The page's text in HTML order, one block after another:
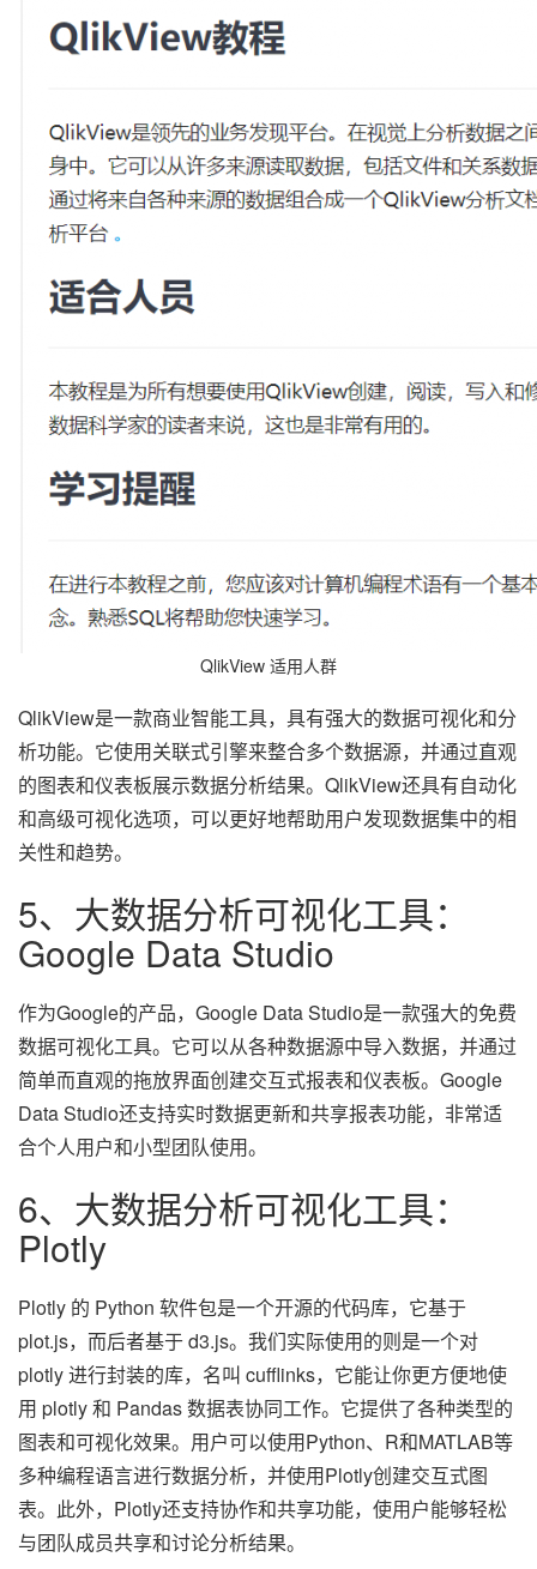
QlikView 适用人群
QlikView是一款商业智能工具，具有强大的数据可视化和分
析功能。它使用关联式引擎来整合多个数据源，并通过直观
的图表和仪表板展示数据分析结果。QlikView还具有自动化
和高级可视化选项，可以更好地帮助用户发现数据集中的相
关性和趋势。
5、大数据分析可视化工具：
Google Data Studio
作为Google的产品，Google Data Studio是一款强大的免费
数据可视化工具。它可以从各种数据源中导入数据，并通过
简单而直观的拖放界面创建交互式报表和仪表板。Google
Data Studio还支持实时数据更新和共享报表功能，非常适
合个人用户和小型团队使用。
6、大数据分析可视化工具：
Plotly
Plotly 的 Python 软件包是一个开源的代码库，它基于
plot.js，而后者基于 d3.js。我们实际使用的则是一个对
plotly 进行封装的库，名叫 cufflinks，它能让你更方便地使
用 plotly 和 Pandas 数据表协同工作。它提供了各种类型的
图表和可视化效果。用户可以使用Python、R和MATLAB等
多种编程语言进行数据分析，并使用Plotly创建交互式图
表。此外，Plotly还支持协作和共享功能，使用户能够轻松
与团队成员共享和讨论分析结果。